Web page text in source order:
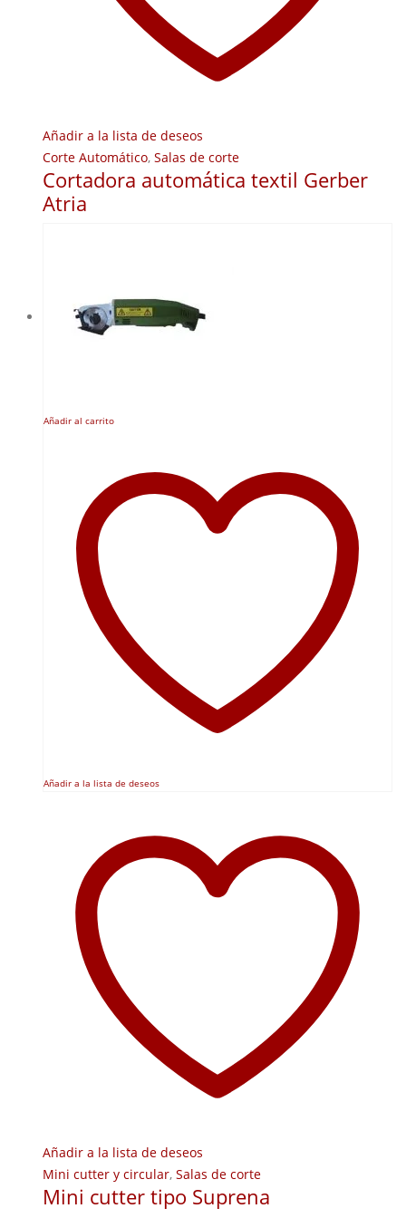
Añadir a la lista de deseos
Corte Automático, Salas de corte
Cortadora automática textil Gerber
Atria
Añadir al carrito
Añadir a la lista de deseos
Añadir a la lista de deseos
Mini cutter y circular, Salas de corte
Mini cutter tipo Suprena